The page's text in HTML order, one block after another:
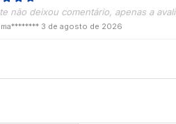
não deixou comentário, apenas a
3 de agosto de 2026